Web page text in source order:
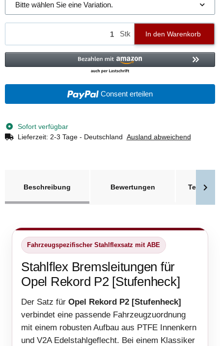
Bitte wählen Sie eine Variation.
Stk In den Warenkorb
Consent erteilen
Sofort verfügbar
Lieferzeit: 2-3 Tage - Deutschland Ausland abweichend
Beschreibung
Bewertungen
Fahrzeugspezifischer Stahlflexsatz mit ABE
Stahlflex Bremsleitungen für
Opel Rekord P2 [Stufenheck]
Der Satz für Opel Rekord P2 [Stufenheck]
verbindet eine passende Fahrzeugzuordnung
mit einem robusten Aufbau aus PTFE Innenkern
und V2A Edelstahlgeflecht. Bei einem Klassiker